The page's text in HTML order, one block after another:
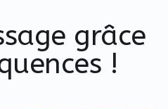
grâce
!